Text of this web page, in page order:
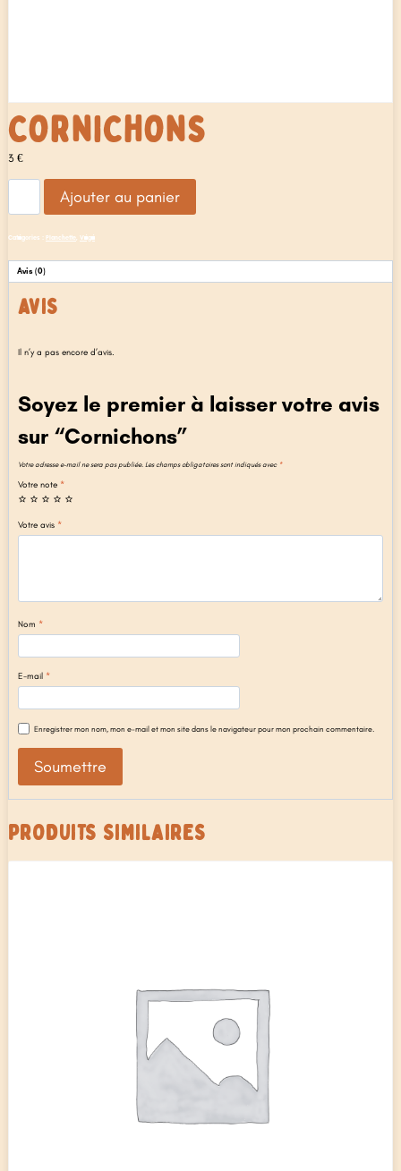
CORNICHONS
3 €
Cornichons
Ajouter au panier
Catégories : Planchette Végé
Avis (0)
AVIS
Il n’y a pas encore d’avis.
Soyez le premier à laisser votre avis
sur “Cornichons”
Votre adresse e-mail ne sera pas publiée. Les champs obligatoires sont indiqués avec *
Votre note *
Votre avis *
Nom *
E-mail *
Enregistrer mon nom, mon e-mail et mon site dans le navigateur pour mon prochain commentaire.
PRODUITS SIMILAIRES